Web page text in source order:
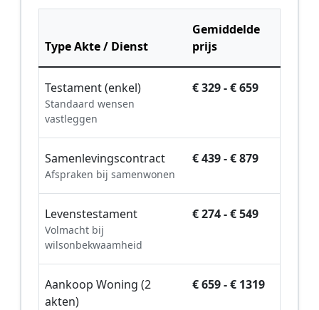
Type Akte / Dienst
Gemiddelde
prijs
Testament (enkel)
Standaard wensen
vastleggen
€ 329 - € 659
Samenlevingscontract
Afspraken bij samenwonen
€ 439 - € 879
Levenstestament
Volmacht bij
wilsonbekwaamheid
€ 274 - € 549
Aankoop Woning (2
akten)
€ 659 - € 1319